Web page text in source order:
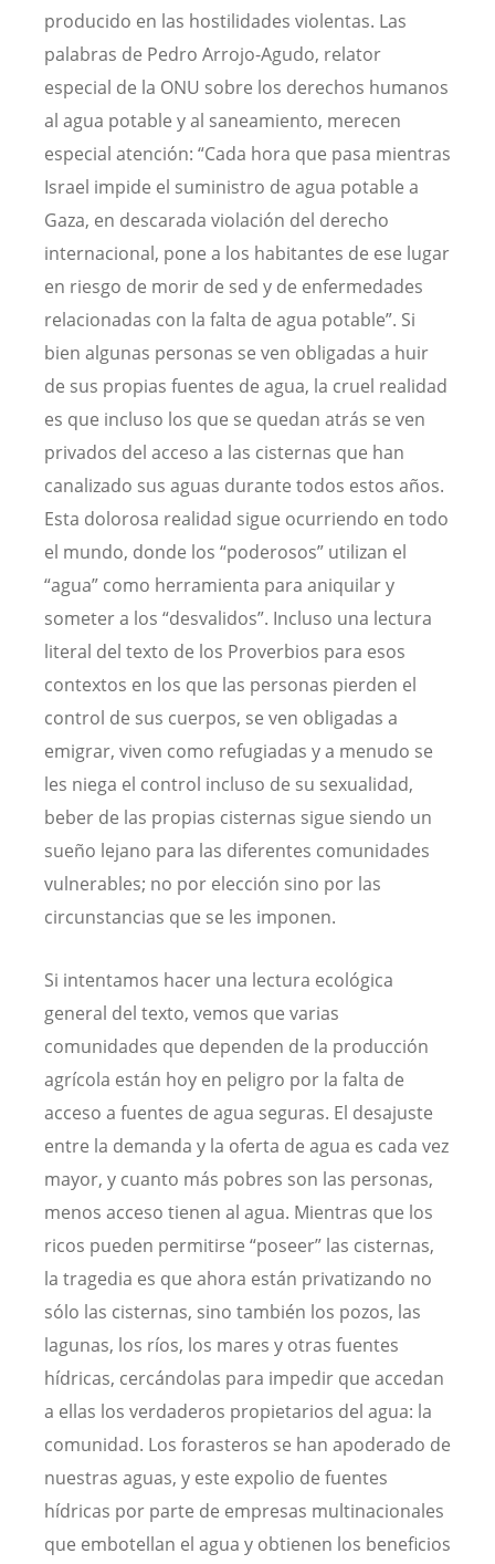
producido en las hostilidades violentas. Las
palabras de Pedro Arrojo-Agudo, relator
especial de la ONU sobre los derechos humanos
al agua potable y al saneamiento, merecen
especial atención: “Cada hora que pasa mientras
Israel impide el suministro de agua potable a
Gaza, en descarada violación del derecho
internacional, pone a los habitantes de ese lugar
en riesgo de morir de sed y de enfermedades
relacionadas con la falta de agua potable”. Si
bien algunas personas se ven obligadas a huir
de sus propias fuentes de agua, la cruel realidad
es que incluso los que se quedan atrás se ven
privados del acceso a las cisternas que han
canalizado sus aguas durante todos estos años.
Esta dolorosa realidad sigue ocurriendo en todo
el mundo, donde los “poderosos” utilizan el
“agua” como herramienta para aniquilar y
someter a los “desvalidos”. Incluso una lectura
literal del texto de los Proverbios para esos
contextos en los que las personas pierden el
control de sus cuerpos, se ven obligadas a
emigrar, viven como refugiadas y a menudo se
les niega el control incluso de su sexualidad,
beber de las propias cisternas sigue siendo un
sueño lejano para las diferentes comunidades
vulnerables; no por elección sino por las
circunstancias que se les imponen.
Si intentamos hacer una lectura ecológica
general del texto, vemos que varias
comunidades que dependen de la producción
agrícola están hoy en peligro por la falta de
acceso a fuentes de agua seguras. El desajuste
entre la demanda y la oferta de agua es cada vez
mayor, y cuanto más pobres son las personas,
menos acceso tienen al agua. Mientras que los
ricos pueden permitirse “poseer” las cisternas,
la tragedia es que ahora están privatizando no
sólo las cisternas, sino también los pozos, las
lagunas, los ríos, los mares y otras fuentes
hídricas, cercándolas para impedir que accedan
a ellas los verdaderos propietarios del agua: la
comunidad. Los forasteros se han apoderado de
nuestras aguas, y este expolio de fuentes
hídricas por parte de empresas multinacionales
que embotellan el agua y obtienen los beneficios